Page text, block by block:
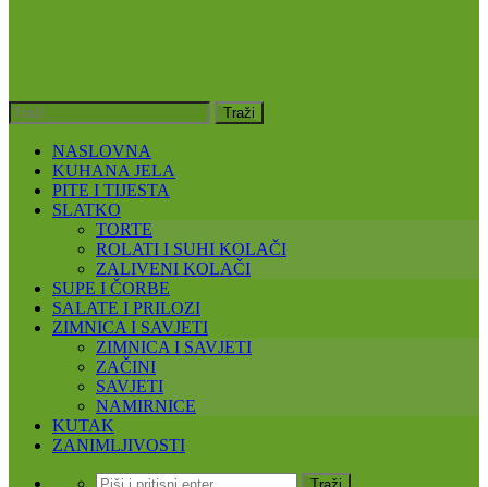
NASLOVNA
KUHANA JELA
PITE I TIJESTA
SLATKO
TORTE
ROLATI I SUHI KOLAČI
ZALIVENI KOLAČI
SUPE I ČORBE
SALATE I PRILOZI
ZIMNICA I SAVJETI
ZIMNICA I SAVJETI
ZAČINI
SAVJETI
NAMIRNICE
KUTAK
ZANIMLJIVOSTI